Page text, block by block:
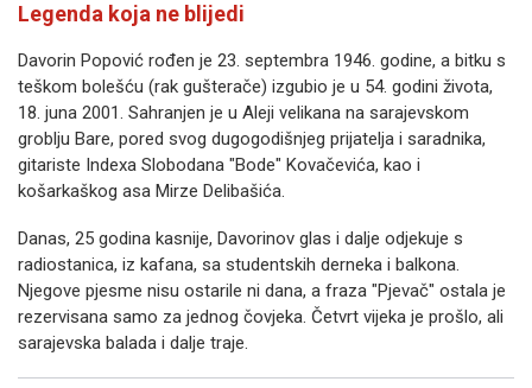
Legenda koja ne blijedi
Davorin Popović rođen je 23. septembra 1946. godine, a bitku s
teškom bolešću (rak gušterače) izgubio je u 54. godini života,
18. juna 2001. Sahranjen je u Aleji velikana na sarajevskom
groblju Bare, pored svog dugogodišnjeg prijatelja i saradnika,
gitariste Indexa Slobodana "Bode" Kovačevića, kao i
košarkaškog asa Mirze Delibašića.
Danas, 25 godina kasnije, Davorinov glas i dalje odjekuje s
radiostanica, iz kafana, sa studentskih derneka i balkona.
Njegove pjesme nisu ostarile ni dana, a fraza "Pjevač" ostala je
rezervisana samo za jednog čovjeka. Četvrt vijeka je prošlo, ali
sarajevska balada i dalje traje.